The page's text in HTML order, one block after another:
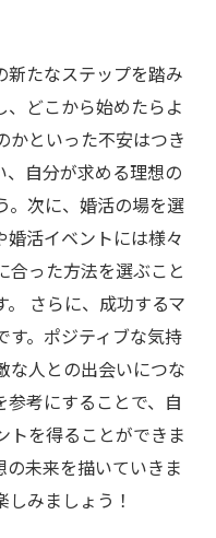
新たなステップを踏み
、どこから始めたらよ
かといった不安はつき
、自分が求める理想の
。次に、婚活の場を選
活イベントには様々
合った方法を選ぶこと
さらに、成功するマ
す。ポジティブな気持
な人との出会いにつな
考にすることで、自
トを得ることができま
未来を描いていきま
みましょう！